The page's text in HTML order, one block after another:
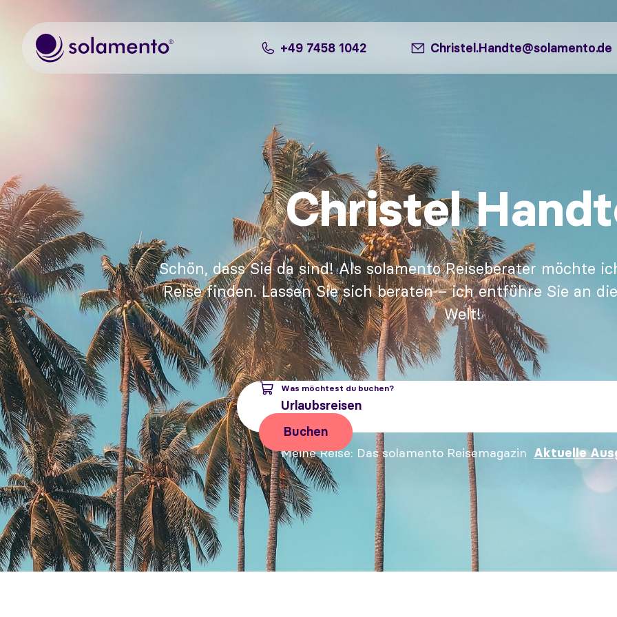
+49 7458 1042 Christel.Handte@solamento.de
Christel
Schön, dass Sie da sind! Als solamento Reiseberater möchte
Reise finden. Lassen Sie sich beraten – ich entführe Sie an
Welt!
Was möchtest du buchen?
Urlaubsreisen
Buchen
Meine Reise Das solamento Reisemagazin Aktuelle